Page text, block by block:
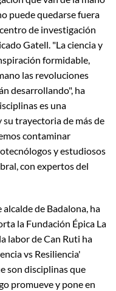
puede quedarse fuera
de investigación
Gatell. "La ciencia y
formidable,
las revoluciones
desarrollando", ha
es una
su trayectoria de más de
contaminar
y estudiosos
con expertos del
de Badalona, ​​ha
la Fundación Épica La
labor de Can Ruti ha
vs Resiliencia'
son disciplinas que
promueve y pone en